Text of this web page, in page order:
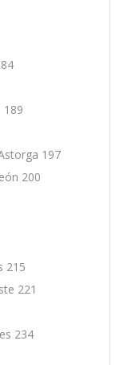
189
197
200
215
221
234